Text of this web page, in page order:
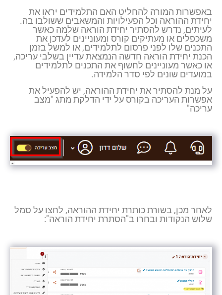
באפשרות המורה להחליט האם התלמידים יראו את
יחידת ההוראה וכל הפעילויות והמשאבים ששולבו בה.
לעיתים, נדרש להסתיר יחידת הוראה שלמה כאשר
משכפלים או מעתיקים קורס ומעוניינים לעדכן את
התכנים שלו לפני פרסום לתלמידים, או למשל בזמן
הכנת יחידת הוראה חדשה הנמצאת עדיין בשלבי עריכה,
או כאשר מעוניינים לחשוף את התכנים לתלמידים
במועדים שונים לפי סדר הלמידה.
על מנת להסתיר את יחידת ההוראה, יש להפעיל את
אפשרות העריכה בקורס על ידי הדלקת מתג "מצב
עריכה"
לאחר מכן, בשורת כותרת יחידת ההוראה, לחצו על סמל
שלוש הנקודות ובחרו ב"הסתרת יחידת הוראה":